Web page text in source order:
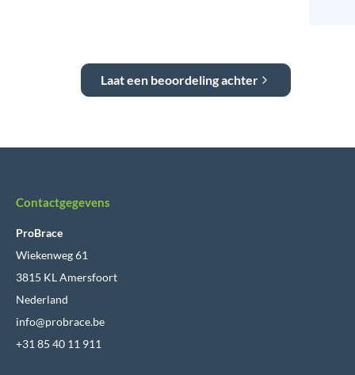
Laat een beoordeling achter
Contactgegevens
ProBrace
Wiekenweg 61
3815 KL Amersfoort
Nederland
info@probrace.be
+31 85 40 11 911